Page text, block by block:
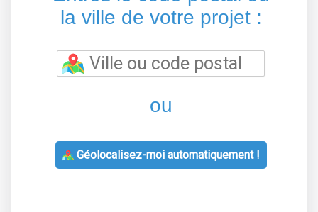
la ville de votre projet :
ou
Géolocalisez-moi automatiquement !